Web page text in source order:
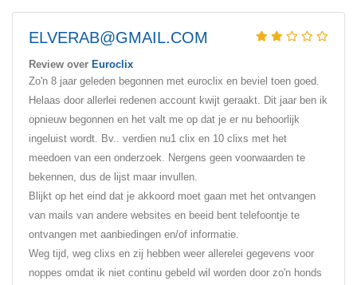
ELVERAB@GMAIL.COM
Review over Euroclix
Zo'n 8 jaar geleden begonnen met euroclix en beviel toen goed.
Helaas door allerlei redenen account kwijt geraakt. Dit jaar ben ik
opnieuw begonnen en het valt me op dat je er nu behoorlijk
ingeluist wordt. Bv.. verdien nu1 clix en 10 clixs met het
meedoen van een onderzoek. Nergens geen voorwaarden te
bekennen, dus de lijst maar invullen.
Blijkt op het eind dat je akkoord moet gaan met het ontvangen
van mails van andere websites en beeid bent telefoontje te
ontvangen met aanbiedingen en/of informatie.
Weg tijd, weg clixs en zij hebben weer allerelei gegevens voor
noppes omdat ik niet continu gebeld wil worden door zo'n honds